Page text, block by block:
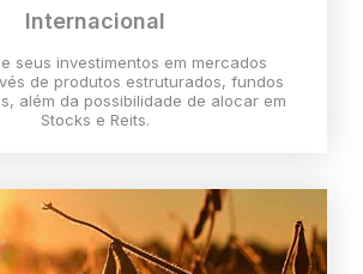
Internacional
seus investimentos em mercados
de produtos estruturados, fundos
além da possibilidade de alocar em
Stocks e Reits.